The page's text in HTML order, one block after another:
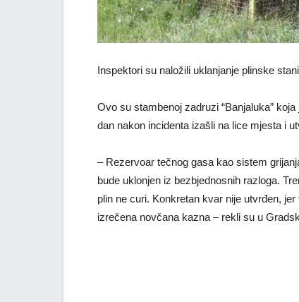
Inspektori su naložili uklanjanje plinske
Ovo su stambenoj zadruzi “Banjaluka”
dan nakon incidenta izašli na lice mjesta i
– Rezervoar tečnog gasa kao sistem
bude uklonjen iz bezbjednosnih razloga.
plin ne curi. Konkretan kvar nije utvrđen,
izrečena novčana kazna – rekli su u